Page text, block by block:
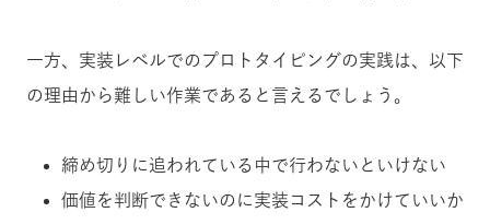
一方、実装レベルでのプロトタイピングの実践は、以下
の理由から難しい作業であると言えるでしょう。
締め切りに追われている中で行わないといけない
価値を判断できないのに実装コストをかけていいか